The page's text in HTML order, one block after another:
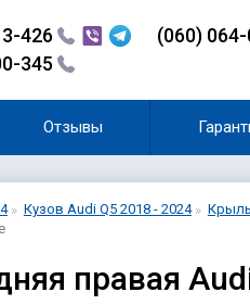
426 (060)
345
Отзывы
Кузов Audi Q5 2018 - 2024
правая